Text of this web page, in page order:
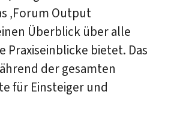
‚Forum Output
Überblick über alle
Praxiseinblicke bietet. Das
der gesamten
für Einsteiger und